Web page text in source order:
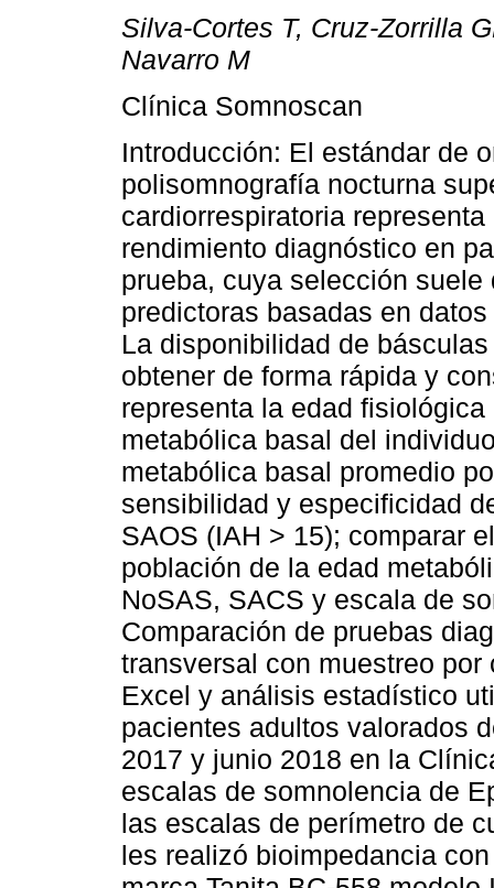
Silva-Cortes T, Cruz-Zorrilla
Navarro M
Clínica Somnoscan
Introducción: El estándar de
polisomnografía nocturna
cardiorrespiratoria
rendimiento diagnóstico en
prueba, cuya selección
predictoras basadas en
La disponibilidad de
obtener de forma rápida y
representa la edad
metabólica basal del
metabólica basal promedio
sensibilidad y especificidad
SAOS (IAH > 15); comparar
población de la edad
NoSAS, SACS y escala de
Comparación de pruebas
transversal con muestreo
Excel y análisis estadístico
pacientes adultos valorados
2017 y junio 2018 en la
escalas de somnolencia de
las escalas de perímetro de
les realizó bioimpedancia